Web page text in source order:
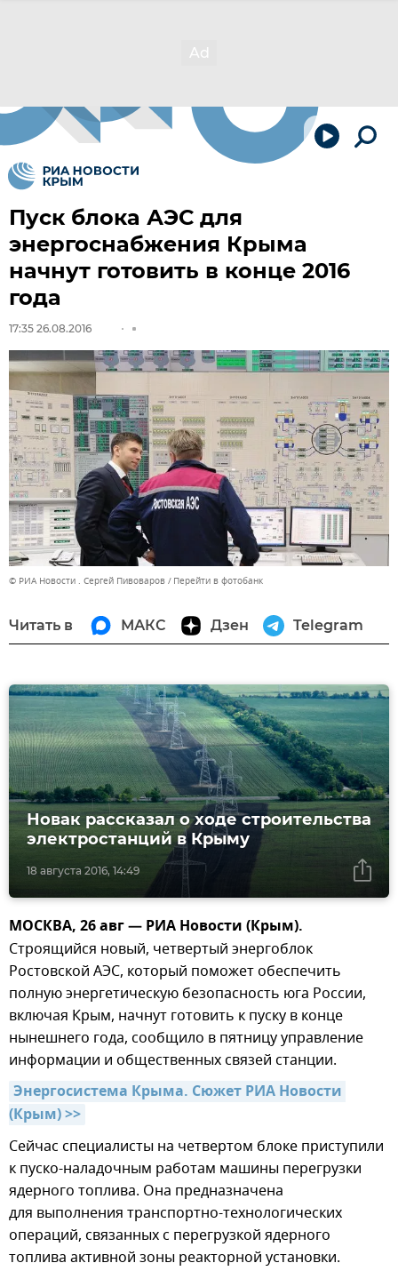
Пуск блока АЭС для
энергоснабжения Крыма
начнут готовить в конце 2016
года
17:35 26.08.2016
© РИА Новости . Сергей Пивоваров Перейти в фотобанк
Читать в МАКС Дзен Telegram
18 августа 2016, 14:49
Новак рассказал о ходе строительства
электростанций в Крыму
МОСКВА, 26 авг — РИА Новости (Крым).
Строящийся новый, четвертый энергоблок
Ростовской АЭС, который поможет обеспечить
полную энергетическую безопасность юга России,
включая Крым, начнут готовить к пуску в конце
нынешнего года, сообщило в пятницу управление
информации и общественных связей станции.
Энергосистема Крыма. Сюжет РИА Новости
(Крым) >>
Сейчас специалисты на четвертом блоке приступили
к пуско-наладочным работам машины перегрузки
ядерного топлива. Она предназначена
для выполнения транспортно-технологических
операций, связанных с перегрузкой ядерного
топлива активной зоны реакторной установки.